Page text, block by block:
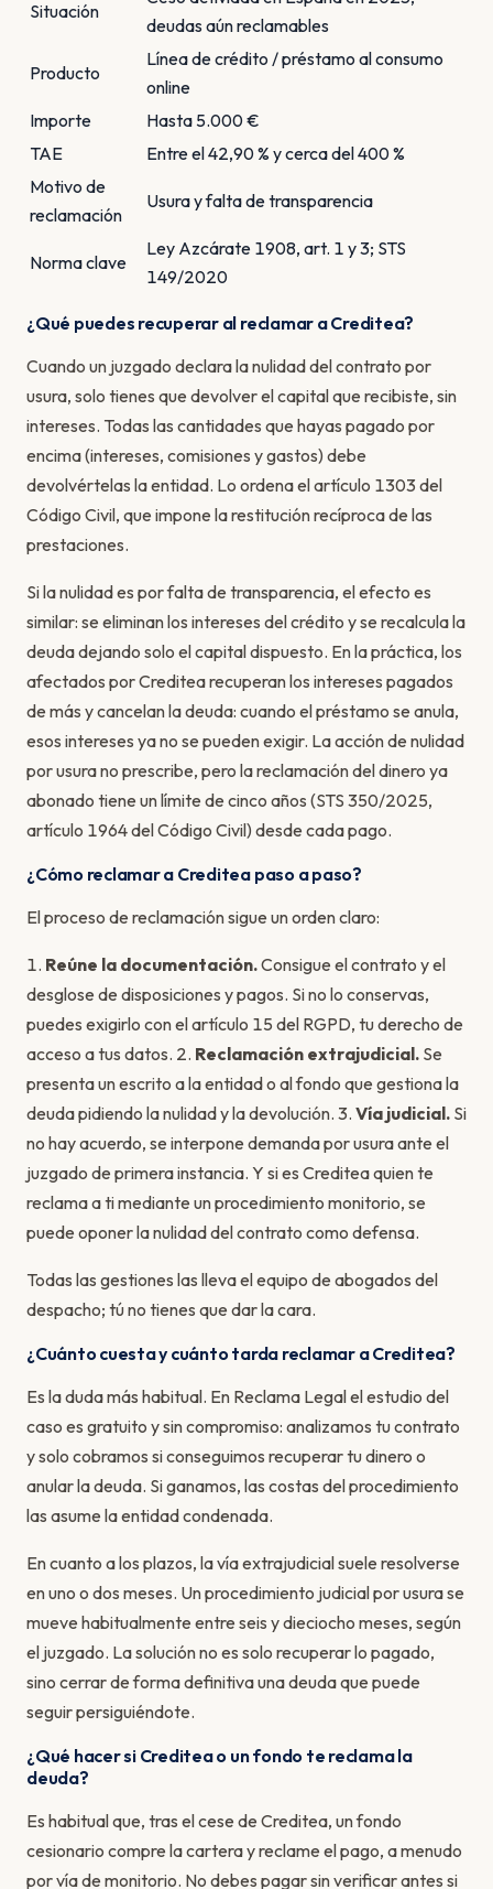
Situación
deudas aún reclamables
Producto
Línea de crédito / préstamo al consumo
online
Importe
Hasta 5.000 €
TAE
Entre el 42,90 % y cerca del 400 %
Motivo de
reclamación
Usura y falta de transparencia
Norma clave
Ley Azcárate 1908, art. 1 y 3; STS
149/2020
¿Qué puedes recuperar al reclamar a Creditea?
Cuando un juzgado declara la nulidad del contrato por
usura, solo tienes que devolver el capital que recibiste, sin
intereses. Todas las cantidades que hayas pagado por
encima (intereses, comisiones y gastos) debe
devolvértelas la entidad. Lo ordena el artículo 1303 del
Código Civil, que impone la restitución recíproca de las
prestaciones.
Si la nulidad es por falta de transparencia, el efecto es
similar: se eliminan los intereses del crédito y se recalcula la
deuda dejando solo el capital dispuesto. En la práctica, los
afectados por Creditea recuperan los intereses pagados
de más y cancelan la deuda: cuando el préstamo se anula,
esos intereses ya no se pueden exigir. La acción de nulidad
por usura no prescribe, pero la reclamación del dinero ya
abonado tiene un límite de cinco años (STS 350/2025,
artículo 1964 del Código Civil) desde cada pago.
¿Cómo reclamar a Creditea paso a paso?
El proceso de reclamación sigue un orden claro:
1. Reúne la documentación.Consigue el contrato y el
desglose de disposiciones y pagos. Si no lo conservas,
puedes exigirlo con el artículo 15 del RGPD, tu derecho de
acceso a tus datos. 2. Reclamación extrajudicial. Se
presenta un escrito a la entidad o al fondo que gestiona la
deuda pidiendo la nulidad y la devolución. 3. Vía judicial. Si
no hay acuerdo, se interpone demanda por usura ante el
juzgado de primera instancia. Y si es Creditea quien te
reclama a ti mediante un procedimiento monitorio, se
puede oponer la nulidad del contrato como defensa.
Todas las gestiones las lleva el equipo de abogados del
despacho; tú no tienes que dar la cara.
¿Cuánto cuesta y cuánto tarda reclamar a Creditea?
Es la duda más habitual. En Reclama Legal el estudio del
caso es gratuito y sin compromiso: analizamos tu contrato
y solo cobramos si conseguimos recuperar tu dinero o
anular la deuda. Si ganamos, las costas del procedimiento
las asume la entidad condenada.
En cuanto a los plazos, la vía extrajudicial suele resolverse
en uno o dos meses. Un procedimiento judicial por usura se
mueve habitualmente entre seis y dieciocho meses, según
el juzgado. La solución no es solo recuperar lo pagado,
sino cerrar de forma definitiva una deuda que puede
seguir persiguiéndote.
¿Qué hacer si Creditea o un fondo te reclama la
deuda?
Es habitual que, tras el cese de Creditea, un fondo
cesionario compre la cartera y reclame el pago, a menudo
por vía de monitorio. No debes pagar sin verificar antes si